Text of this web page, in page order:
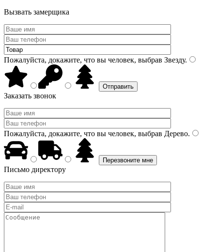
Вызвать замерщика
Пожалуйста, докажите, что вы человек, выбрав Звезду.
Заказать звонок
Пожалуйста, докажите, что вы человек, выбрав Дерево.
Письмо директору